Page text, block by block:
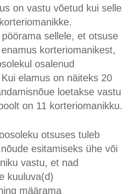
on vastu võetud kui selle
sellele, et otsuse
korteriomanikest,
osalenud
elamus on näiteks 20
loetakse vastu
on 11 korteriomanikku.
otsuses tuleb
esitamiseks ühe või
vastu, et nad
kuuluva(d)
määrama